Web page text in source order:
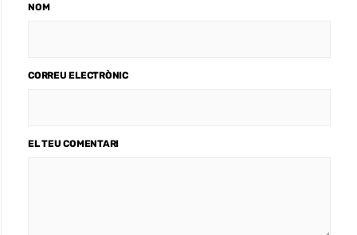
NOM
CORREU ELECTRÒNIC
EL TEU COMENTARI